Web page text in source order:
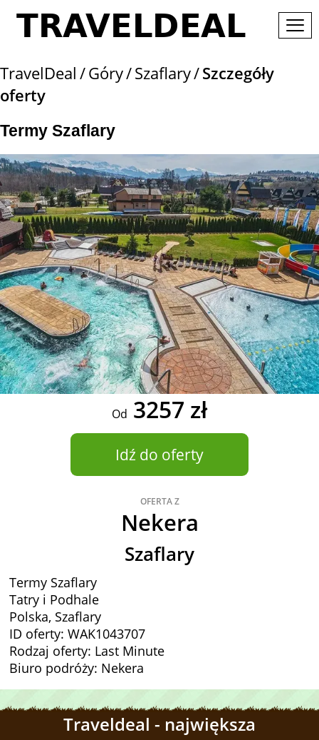
TravelDeal Góry Szaflary Szczegóły
oferty
Termy Szaflary
Od 3257 zł
Idź do oferty
OFERTA Z
Nekera
Szaflary
Termy Szaflary
Tatry i Podhale
Polska, Szaflary
ID oferty: WAK1043707
Rodzaj oferty: Last Minute
Biuro podróży: Nekera
Traveldeal - największa